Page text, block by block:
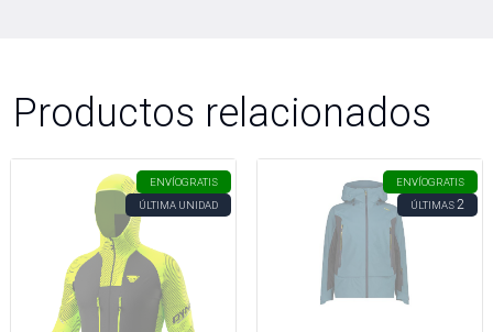
Productos relacionados
ENVÍOGRATIS
ÚLTIMA UNIDAD
ENVÍOGRATIS
ÚLTIMAS2